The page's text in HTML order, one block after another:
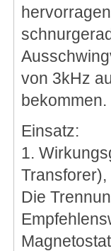
von 3kHz
bekommen.
Einsatz:
1.
Die